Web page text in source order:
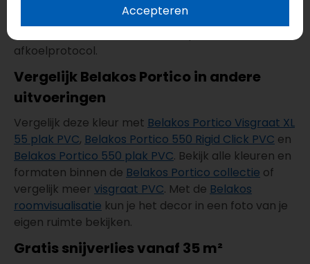
vloerverwarming. Volg bij plaatsing altijd de
afkoelprotocol.
Vergelijk Belakos Portico in andere
uitvoeringen
Vergelijk deze kleur met Belakos Portico Visgraat XL
55 plak PVC, Belakos Portico 550 Rigid Click PVC en
Belakos Portico 550 plak PVC. Bekijk alle kleuren en
formaten binnen de Belakos Portico collectie of
vergelijk meer visgraat PVC. Met de Belakos
roomvisualisatie kun je het decor in een foto van je
eigen ruimte bekijken.
Gratis snijverlies vanaf 35 m²
Accepteren